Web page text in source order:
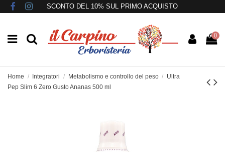
SCONTO DEL 10% SUL PRIMO ACQUISTO
0
Home Integratori Metabolismo e controllo del peso
Ultra
Pep Slim 6 Zero Gusto Ananas 500 ml